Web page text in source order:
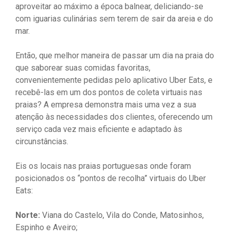
aproveitar ao máximo a época balnear, deliciando-se
com iguarias culinárias sem terem de sair da areia e do
mar.
Então, que melhor maneira de passar um dia na praia do
que saborear suas comidas favoritas,
convenientemente pedidas pelo aplicativo Uber Eats, e
recebê-las em um dos pontos de coleta virtuais nas
praias? A empresa demonstra mais uma vez a sua
atenção às necessidades dos clientes, oferecendo um
serviço cada vez mais eficiente e adaptado às
circunstâncias.
Eis os locais nas praias portuguesas onde foram
posicionados os “pontos de recolha” virtuais do Uber
Eats:
Norte: Viana do Castelo, Vila do Conde, Matosinhos,
Espinho e Aveiro;